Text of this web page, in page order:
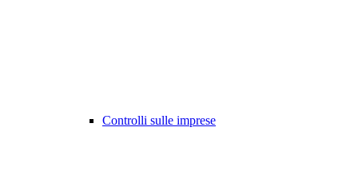
Controlli sulle imprese